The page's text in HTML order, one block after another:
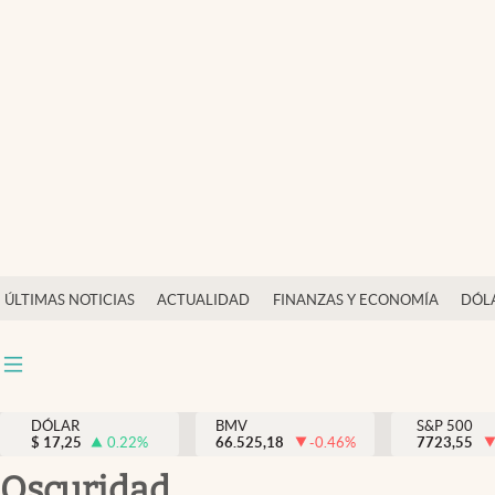
ÚLTIMAS NOTICIAS ACTUALIDAD FINANZAS Y ECONOMÍA
Opinión
Vida y estilo
DÓLAR
$ 17,25 0.22%
BMV
66.525,18
-0.46%
S&P 500
7723,55